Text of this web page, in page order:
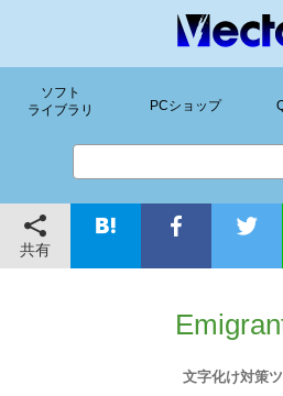
ソフト
ライブラリ
PCショップ
共有
文字化け対策